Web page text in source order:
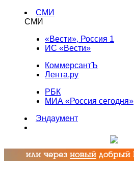
СМИ
СМИ
«Вести», Россия 1
ИС «Вести»
КоммерсантЪ
Лента.ру
РБК
МИА «Россия сегодня»
Эндаумент